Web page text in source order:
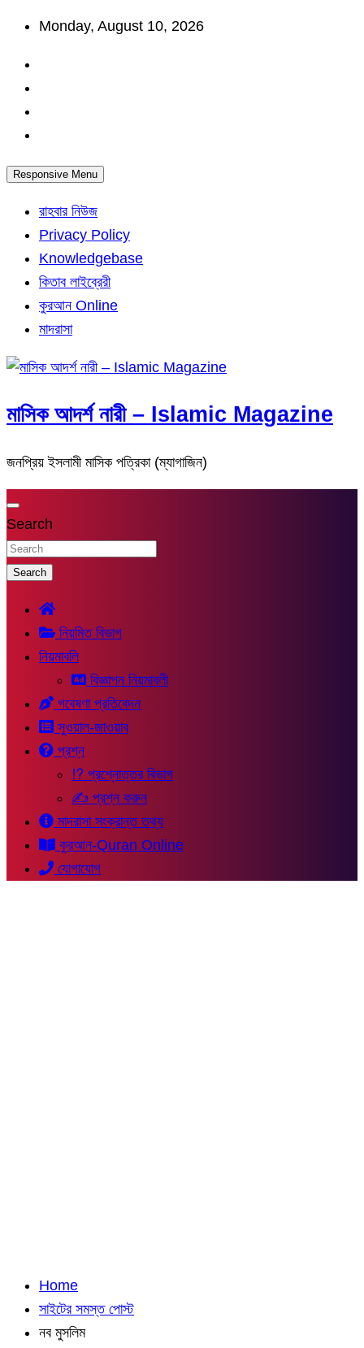
Skip
content
Monday, August 10, 2026
Responsive Menu
রাহবার নিউজ
Privacy Policy
Knowledgebase
কিতাব লাইব্রেরী
কুরআন Online
মাদরাসা
মাসিক আদর্শ নারী – Islamic Magazine
জনপ্রিয় ইসলামী মাসিক পত্রিকা (ম্যাগাজিন)
Search
Search
নিয়মিত বিভাগ
নিয়মাবলি
বিজ্ঞাপন নিয়মাবলী
গবেষণা প্রতিবেদন
সুওয়াল-জাওয়াব
প্রশ্ন
⁉ প্রশ্নোত্তর বিভাগ
✍ প্রশ্ন করুন
মাদরাসা সংক্রান্ত তথ্য
কুরআন-Quran Online
যোগাযোগ
Home
সাইটের সমস্ত পোস্ট
নব মুসলিম